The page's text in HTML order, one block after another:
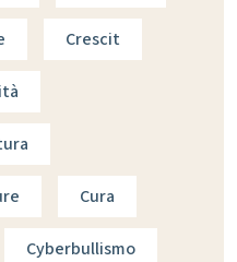
Crescit
Cura
Cyberbullismo